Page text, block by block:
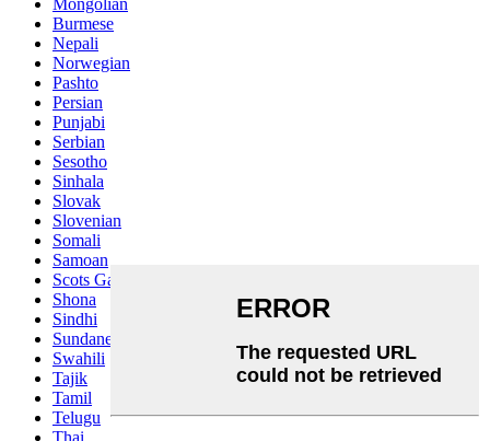
Mongolian
Burmese
Nepali
Norwegian
Pashto
Persian
Punjabi
Serbian
Sesotho
Sinhala
Slovak
Slovenian
Somali
Samoan
Scots Gaelic
Shona
Sindhi
Sundanese
Swahili
Tajik
Tamil
Telugu